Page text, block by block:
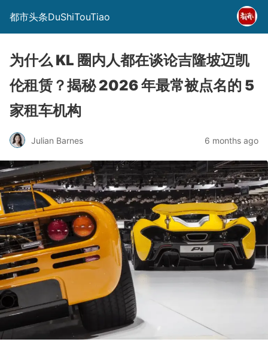
都市头条DuShiTouTiao
为什么 KL 圈内人都在谈论吉隆坡迈凯
伦租赁？揭秘 2026 年最常被点名的 5
家租车机构
Julian Barnes 6 months ago